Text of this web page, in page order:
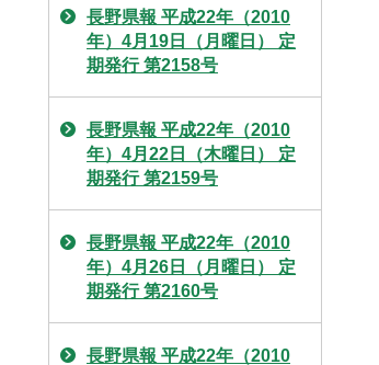
長野県報 平成22年（2010
年）4月19日（月曜日） 定
期発行 第2158号
長野県報 平成22年（2010
年）4月22日（木曜日） 定
期発行 第2159号
長野県報 平成22年（2010
年）4月26日（月曜日） 定
期発行 第2160号
長野県報 平成22年（2010